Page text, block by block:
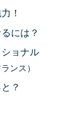
！
には？
ョナル
ンス）
？